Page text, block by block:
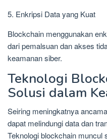
5. Enkripsi Data yang Kuat
Blockchain menggunakan
dari pemalsuan dan akses
keamanan siber.
Teknologi
Solusi dalam
Seiring meningkatnya
dapat melindungi data dan
Teknologi blockchain muncul